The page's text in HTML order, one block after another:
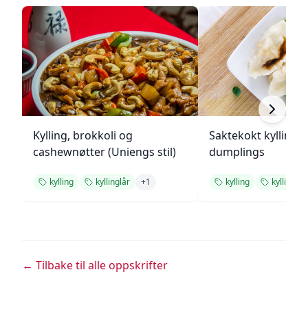
Kylling, brokkoli og
cashewnøtter (Uniengs stil)
kylling kyllinglår +1
Saktekokt kylling
dumplings
kylling kyllinglår
← Tilbake til alle oppskrifter